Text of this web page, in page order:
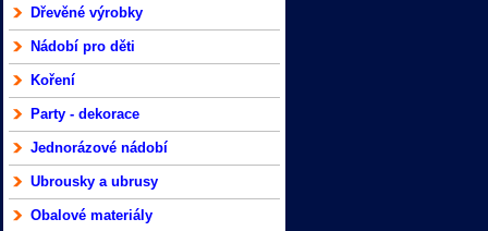
Dřevěné výrobky
Nádobí pro děti
Koření
Party - dekorace
Jednorázové nádobí
Ubrousky a ubrusy
Obalové materiály